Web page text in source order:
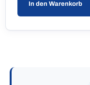
In den Warenkorb